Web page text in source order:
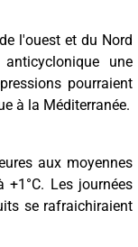
l'ouest et du Nord
une
pourraient
à la Méditerranée.
aux moyennes
+1°C. Les journées
se rafraichiraient